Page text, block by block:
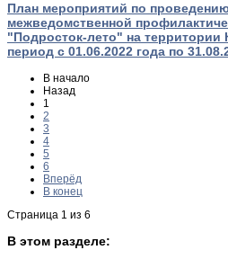
План мероприятий по
межведомственной
"Подросток-лето" на территории
период с 01.06.2022 года по
В начало
Назад
1
2
3
4
5
6
Вперёд
В конец
Страница 1 из 6
В этом разделе: